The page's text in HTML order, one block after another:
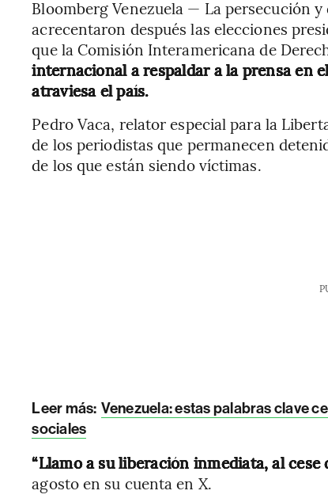
Bloomberg Venezuela — La persecución
acrecentaron después las elecciones
que la Comisión Interamericana de
internacional a respaldar a la prensa en
atraviesa el país.
Pedro Vaca, relator especial para la
de los periodistas que permanecen
de los que están siendo víctimas.
Leer más: Venezuela: estas palabras clave
sociales
“Llamo a su liberación inmediata, al cese
agosto en su cuenta en X.